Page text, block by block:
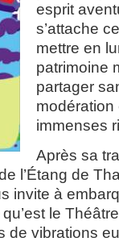
esprit
s’attache
mettre en
patrimoine
partager
modération
immenses
Après sa
l’Étang de
invite à
le
de vibrations